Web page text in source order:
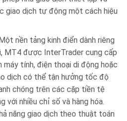
giao dịch tự động một cách hiệu
nền tảng kinh điển dành riêng
MT4 được InterTrader cung cấp
máy tính, điện thoại di động hoặc
dịch có thể tận hưởng tốc độ
chóng trên các cặp tiền tệ
với nhiều chỉ số và hàng hóa.
năng giao dịch theo thuật toán